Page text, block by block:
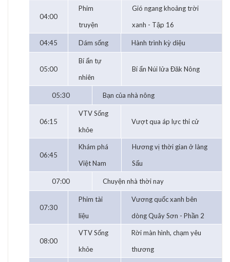
04:00
Phim
truyện
Gió ngang khoảng trời
xanh - Tập 16
04:45 Dám sống Hành trình kỳ diệu
05:00
Bí ẩn tự
nhiên
Bí ẩn Núi lửa Đăk Nông
05:30 Bạn của nhà nông
06:15
VTV Sống
khỏe
Vượt qua áp lực thi cử
06:45
Khám phá
Việt Nam
Hương vị thời gian ở làng
Sấu
07:00 Chuyện nhà thời nay
07:30
Phim tài
liệu
Vương quốc xanh bên
dòng Quây Sơn - Phần 2
08:00
VTV Sống
khỏe
Rời màn hình, chạm yêu
thương